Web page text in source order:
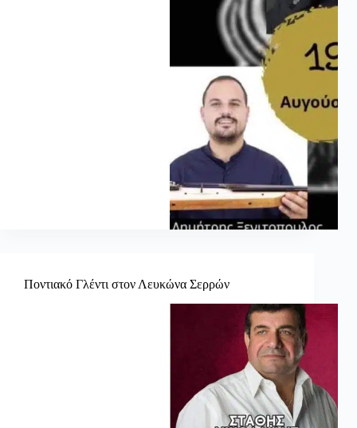
Ποντιακό Γλέντι στον Λευκώνα Σερρών